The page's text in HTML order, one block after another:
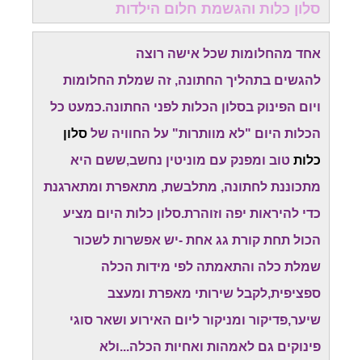
סלון כלות והגשמת חלום הילדות
אחד מהחלומות שכל אישה רוצה
להגשים בתהליך החתונה, זה שמלת החלומות
ויום הפינוק בסלון הכלות לפני החתונה.כמעט כל
הכלות היום "לא מוותרות" על החוויה של סלון
כלות טוב ומפנק עם מוניטין נחשב,ששם היא
מתכוננת לחתונה, מתלבשת, מתאפרת ומתארגנת
כדי להיראות יפה וזוהרת.סלון כלות היום מציע
הכול תחת קורת גג אחת -יש אפשרות לשכור
שמלת כלה והתאמתה לפי מידות הכלה
ספציפית,לקבל שירותי מאפרת ומעצב
שיער,פדיקור ומניקור ליום האירוע ושאר סוגי
פינוקים גם לאמהות ואחיות הכלה...ולא